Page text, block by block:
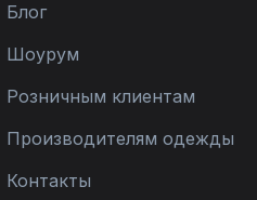
Блог
Шоурум
Розничным клиентам
Производителям одежды
Контакты